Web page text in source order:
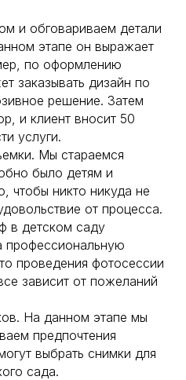
и обговариваем детали
этапе он выражает
по оформлению
заказывать дизайн по
решение. Затем
и клиент вносит 50
услуги.
Мы стараемся
было детям и
чтобы никто никуда не
от процесса.
в детском саду
профессиональную
проведения фотосессии
зависит от пожеланий
На данном этапе мы
предпочтения
выбрать снимки для
сада.